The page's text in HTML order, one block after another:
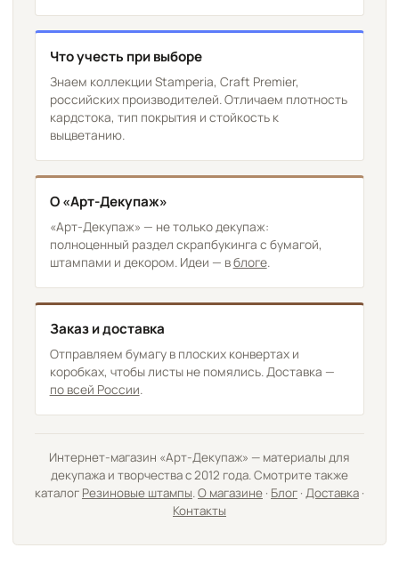
Что учесть при выборе
Знаем коллекции Stamperia, Craft Premier,
российских производителей. Отличаем плотность
кардстока, тип покрытия и стойкость к
выцветанию.
О «Арт-Декупаж»
«Арт-Декупаж» — не только декупаж:
полноценный раздел скрапбукинга с бумагой,
штампами и декором. Идеи — вблоге.
Заказ и доставка
Отправляем бумагу в плоских конвертах и
коробках, чтобы листы не помялись. Доставка —
по всей России.
Интернет-магазин «Арт-Декупаж» — материалы для
декупажа и творчества с 2012 года. Смотрите также
каталог Резиновые штампы.О магазине· Блог· Доставка·
Контакты